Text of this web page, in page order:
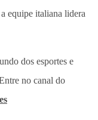
equipe italiana lidera
dos esportes e
no canal do